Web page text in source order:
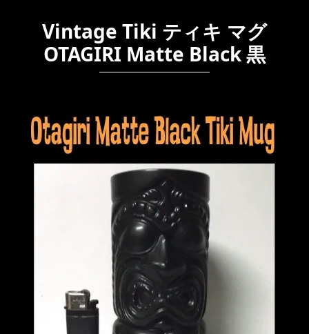
Vintage Tiki ティキ マグ
OTAGIRI Matte Black 黒